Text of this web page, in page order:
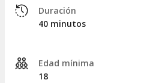
¡Reserva tu cita para
unos labios irresistibles y radiantes!
Duración
40 minutos
Edad mínima
18